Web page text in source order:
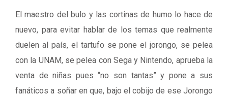
El maestro del bulo y las cortinas de humo lo hace de
nuevo, para evitar hablar de los temas que realmente
duelen al país, el tartufo se pone el jorongo, se pelea
con la UNAM, se pelea con Sega y Nintendo, aprueba la
venta de niñas pues “no son tantas” y pone a sus
fanáticos a soñar en que, bajo el cobijo de ese Jorongo